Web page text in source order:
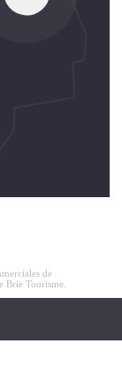
de
Brie Tourisme.